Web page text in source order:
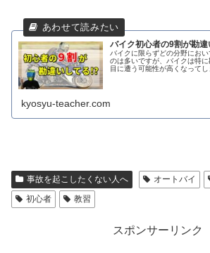
バイク初心者の9割が勘
バイクに限らずどの分野にお
のは多いですが、バイクは特
目に遭う可能性が高くなってし
kyosyu-teacher.com
事故を起こしたくない人へ オートバイ
初心者
教習
スポンサーリンク